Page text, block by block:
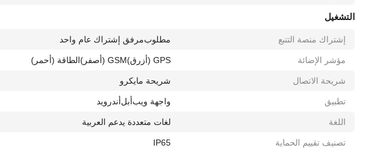
التشغيل
إشتراك منصة التتبع مطلوبمرفق إشتراك عام واحد
مؤشر الإضائة GPS (أزرق) GSM (أصفر) الطاقة (أحمر)
شريحة الاتصال شريحة مايكرو
تطبيق واجهة ويبأبلأندرويد
اللغة لغات متعددة يدعم العربية
تصنيف تقييم الحماية IP65